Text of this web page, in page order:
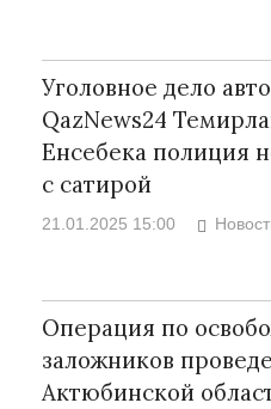
Уголовное дело
QazNews24
Енсебека полиция
с сатирой
21.01.2025 15:00
Операция по
заложников
Актюбинской